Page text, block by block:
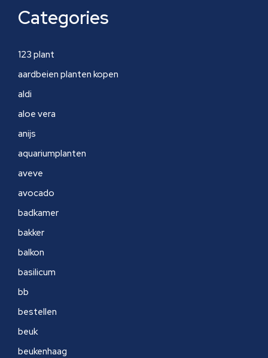
Categories
123 plant
aardbeien planten kopen
aldi
aloe vera
anijs
aquariumplanten
aveve
avocado
badkamer
bakker
balkon
basilicum
bb
bestellen
beuk
beukenhaag